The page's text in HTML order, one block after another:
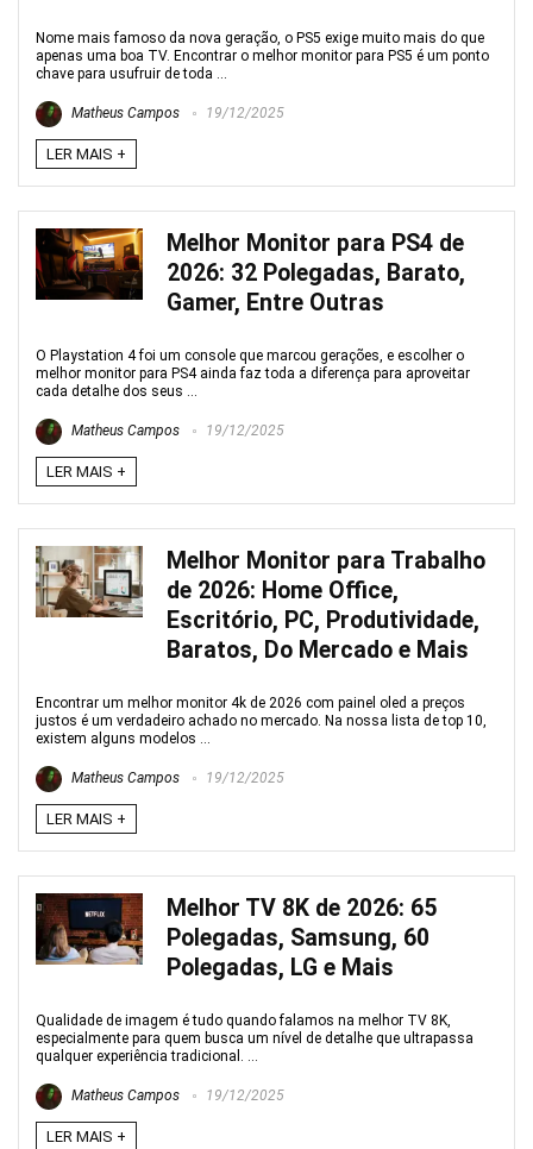
Nome mais famoso da nova geração, o PS5 exige muito mais do que
apenas uma boa TV. Encontrar o melhor monitor para PS5 é um ponto
chave para usufruir de toda ...
Matheus Campos 19/12/2025
LER MAIS +
Melhor Monitor para PS4 de
2026: 32 Polegadas, Barato,
Gamer, Entre Outras
O Playstation 4 foi um console que marcou gerações, e escolher o
melhor monitor para PS4 ainda faz toda a diferença para aproveitar
cada detalhe dos seus ...
Matheus Campos 19/12/2025
LER MAIS +
Melhor Monitor para Trabalho
de 2026: Home Office,
Escritório, PC, Produtividade,
Baratos, Do Mercado e Mais
Encontrar um melhor monitor 4k de 2026 com painel oled a preços
justos é um verdadeiro achado no mercado. Na nossa lista de top 10,
existem alguns modelos ...
Matheus Campos 19/12/2025
LER MAIS +
Melhor TV 8K de 2026: 65
Polegadas, Samsung, 60
Polegadas, LG e Mais
Qualidade de imagem é tudo quando falamos na melhor TV 8K,
especialmente para quem busca um nível de detalhe que ultrapassa
qualquer experiência tradicional. ...
Matheus Campos 19/12/2025
LER MAIS +